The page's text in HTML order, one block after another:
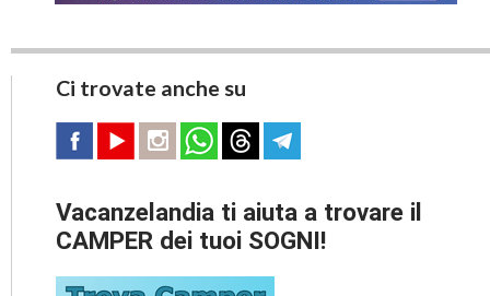
Ci trovate anche su
Vacanzelandia ti aiuta a trovare il
CAMPER dei tuoi SOGNI!